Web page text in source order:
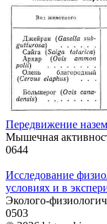
Передвижение
Мышечная
0644
Исследование
условиях и в
Эколого-
0503